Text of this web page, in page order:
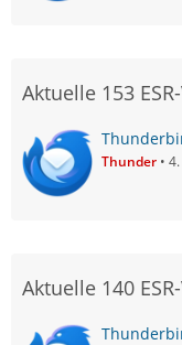
Aktuelle 153
Thunder
Aktuelle 140